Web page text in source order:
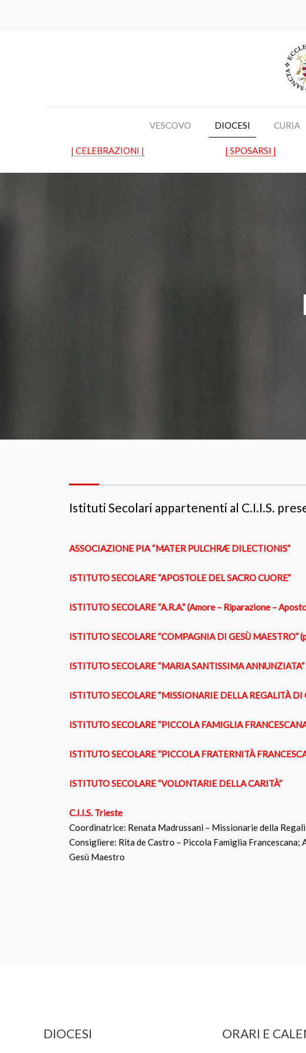
VESCOVO DIOCESI CURIA
| CELEBRAZIONI | | SPOSARSI |
Istituti Secolari appartenenti al C.I.I.S.
ASSOCIAZIONE PIA “MATER PULCHRÆ DILECTIONIS”
ISTITUTO SECOLARE “APOSTOLE DEL SACRO CUORE”
ISTITUTO SECOLARE “A.R.A.” (Amore – Riparazione –
ISTITUTO SECOLARE “COMPAGNIA DI GESÙ MAESTRO”
ISTITUTO SECOLARE “MARIA SANTISSIMA ANNUNZIATA”
ISTITUTO SECOLARE “MISSIONARIE DELLA REGALlTÀ DI
ISTITUTO SECOLARE “PICCOLA FAMIGLIA
ISTITUTO SECOLARE “PICCOLA FRATERNITÀ
ISTITUTO SECOLARE “VOLONTARIE DELLA CARITÀ”
C.I.I.S. Trieste
Coordinatrice: Renata Madrussani – Missionarie della
Consigliere: Rita de Castro – Piccola Famiglia Francescana;
Gesù Maestro
DIOCESI ORARI E